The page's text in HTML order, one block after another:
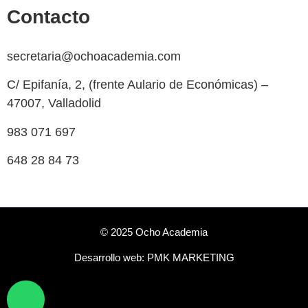
Contacto
secretaria@ochoacademia.com
C/ Epifanía, 2, (frente Aulario de Económicas) –
47007, Valladolid
983 071 697
648 28 84 73
© 2025 Ocho Academia
Desarrollo web: PMK MARKETING